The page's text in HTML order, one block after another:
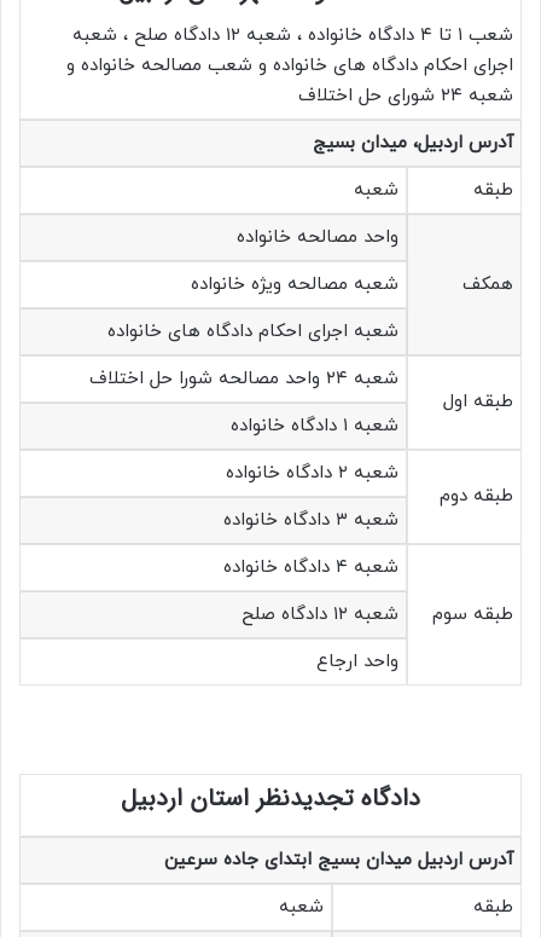
شعب ۱ تا ۴ دادگاه خانواده ، شعبه ۱۲ دادگاه صلح ، شعبه
اجرای احکام دادگاه های خانواده و شعب مصالحه خانواده و
شعبه ۲۴ شورای حل اختلاف
آدرس اردبیل، میدان بسیج
طبقه
شعبه
همکف
واحد مصالحه خانواده
شعبه مصالحه ویژه خانواده
شعبه اجرای احکام دادگاه های خانواده
طبقه اول
شعبه ۲۴ واحد مصالحه شورا حل اختلاف
شعبه ۱ دادگاه خانواده
طبقه دوم
شعبه ۲ دادگاه خانواده
شعبه ۳ دادگاه خانواده
طبقه سوم
شعبه ۴ دادگاه خانواده
شعبه ۱۲ دادگاه صلح
واحد ارجاع
دادگاه تجدیدنظر استان اردبیل
آدرس اردبیل میدان بسیج ابتدای جاده سرعین
طبقه
شعبه